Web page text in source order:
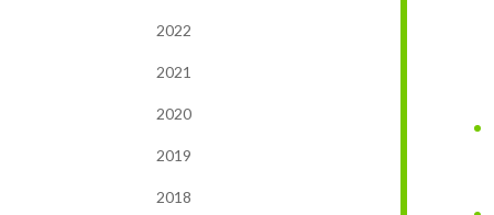
2022
2021
2020
2019
2018